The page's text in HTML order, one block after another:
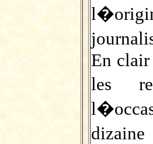
En clair
les